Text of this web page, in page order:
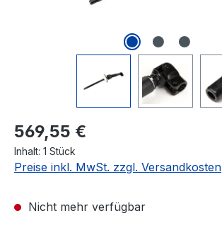
Regulärer Preis:
569,55 €
Inhalt: 1 Stück
Preise inkl. MwSt. zzgl. Versandkosten
Nicht mehr verfügbar